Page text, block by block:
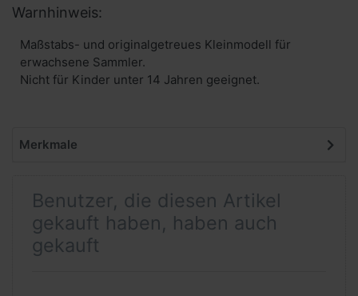
Warnhinweis:
Maßstabs- und originalgetreues Kleinmodell für
erwachsene Sammler.
Nicht für Kinder unter 14 Jahren geeignet.
Merkmale
Benutzer, die diesen Artikel
gekauft haben, haben auch
gekauft